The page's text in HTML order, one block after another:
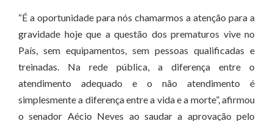
“É a oportunidade para nós chamarmos a atenção para a
gravidade hoje que a questão dos prematuros vive no
País, sem equipamentos, sem pessoas qualificadas e
treinadas. Na rede pública, a diferença entre o
atendimento adequado e o não atendimento é
simplesmente a diferença entre a vida e a morte”, afirmou
o senador Aécio Neves ao saudar a aprovação pelo